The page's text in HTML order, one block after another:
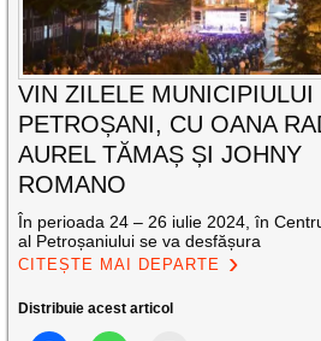
VIN ZILELE MUNICIPIULUI
PETROȘANI, CU OANA
AUREL TĂMAȘ ȘI JOHNY
ROMANO
În perioada 24 – 26 iulie 2024, în
al Petroșaniului se va desfășura
CITEȘTE MAI DEPARTE
Distribuie acest articol